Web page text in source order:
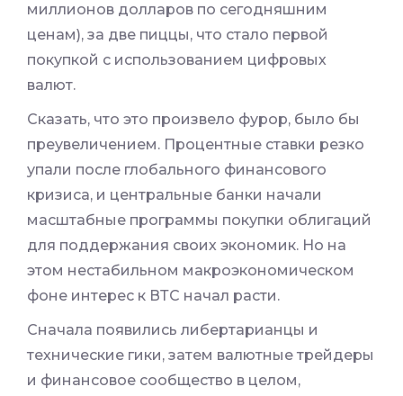
миллионов долларов по сегодняшним
ценам), за две пиццы, что стало первой
покупкой с использованием цифровых
валют.
Сказать, что это произвело фурор, было бы
преувеличением. Процентные ставки резко
упали после глобального финансового
кризиса, и центральные банки начали
масштабные программы покупки облигаций
для поддержания своих экономик. Но на
этом нестабильном макроэкономическом
фоне интерес к ВТС начал расти.
Сначала появились либертарианцы и
технические гики, затем валютные трейдеры
и финансовое сообщество в целом,